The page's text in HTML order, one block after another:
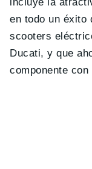
en todo un éxito
scooters
Ducati, y que
componente con